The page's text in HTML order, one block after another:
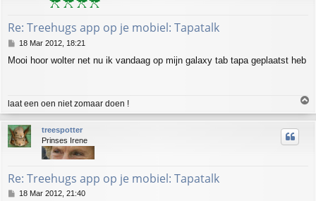
Re: Treehugs app op je mobiel: Tapatalk
P
s
18 Mar 2012, 18:21
Mooi hoor wolter net nu ik vandaag op mijn galaxy tab tapa geplaatst heb
laat een oen niet zomaar doen !
p
treespotter
Prinses Irene
Re: Treehugs app op je mobiel: Tapatalk
P18 Mar 2012, 21:40